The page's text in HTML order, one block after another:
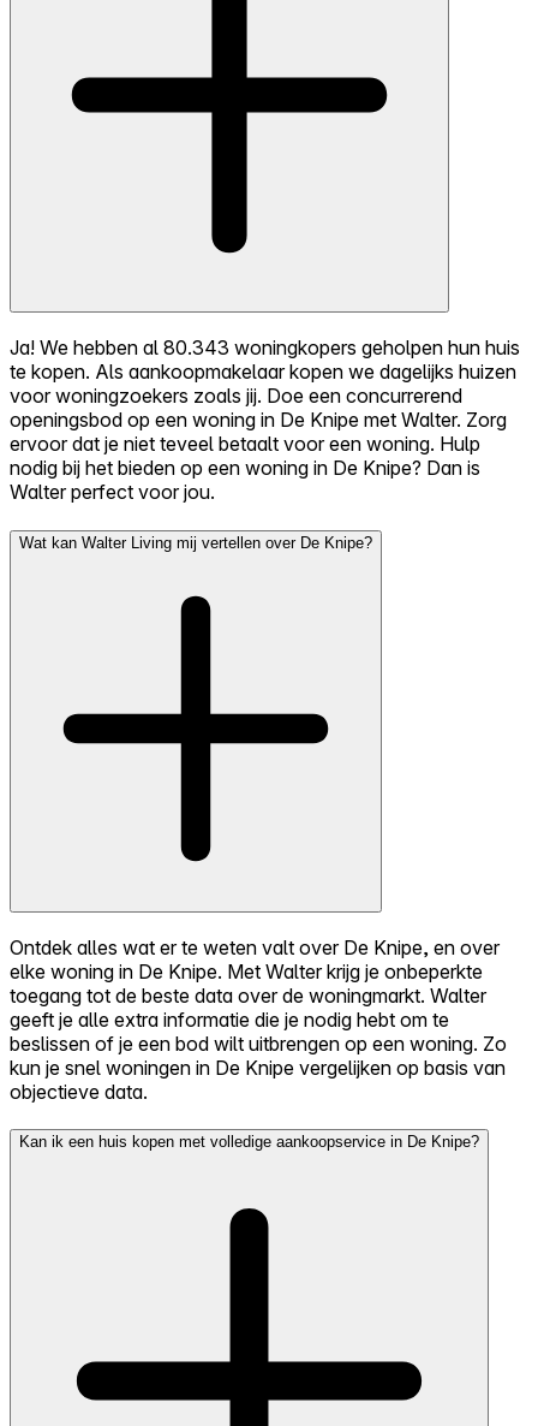
Ja! We hebben al 80.343 woningkopers geholpen hun huis
te kopen. Als aankoopmakelaar kopen we dagelijks huizen
voor woningzoekers zoals jij. Doe een concurrerend
openingsbod op een woning in De Knipe met Walter. Zorg
ervoor dat je niet teveel betaalt voor een woning. Hulp
nodig bij het bieden op een woning in De Knipe? Dan is
Walter perfect voor jou.
Wat kan Walter Living mij vertellen over De Knipe?
Ontdek alles wat er te weten valt over De Knipe, en over
elke woning in De Knipe. Met Walter krijg je onbeperkte
toegang tot de beste data over de woningmarkt. Walter
geeft je alle extra informatie die je nodig hebt om te
beslissen of je een bod wilt uitbrengen op een woning. Zo
kun je snel woningen in De Knipe vergelijken op basis van
objectieve data.
Kan ik een huis kopen met volledige aankoopservice in De Knipe?